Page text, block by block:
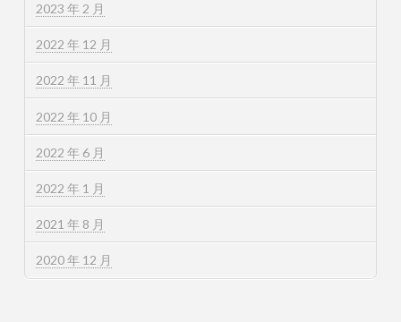
2023 年 2 月
2022 年 12 月
2022 年 11 月
2022 年 10 月
2022 年 6 月
2022 年 1 月
2021 年 8 月
2020 年 12 月